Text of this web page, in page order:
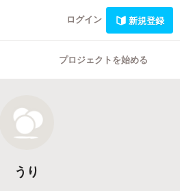
ログイン 新規登録
プロジェクトを始める
うり